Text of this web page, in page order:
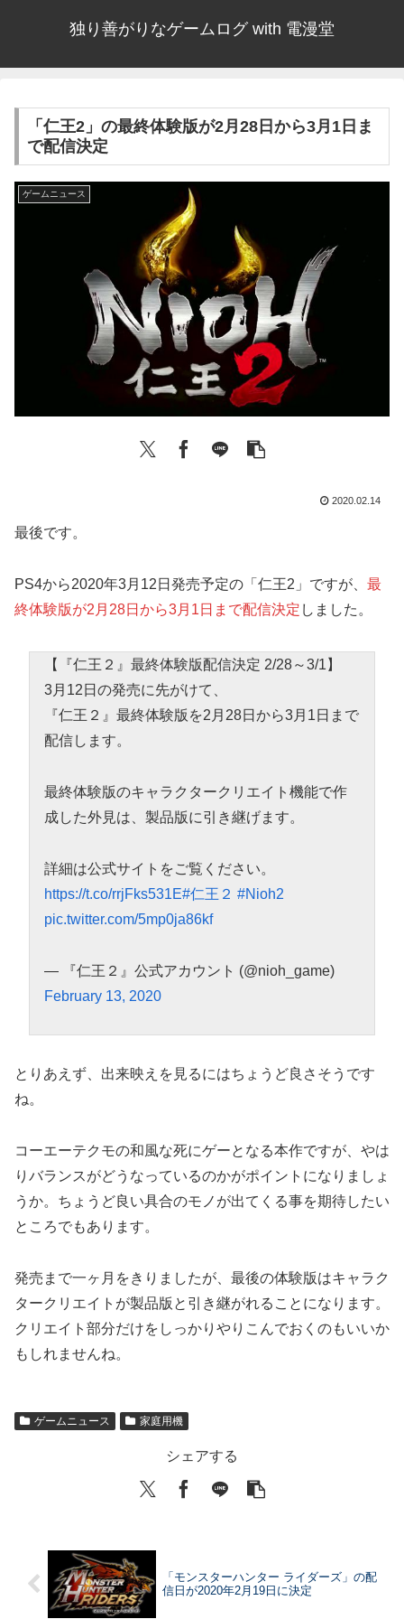
独り善がりなゲームログ with 電漫堂
「仁王2」の最終体験版が2月28日から3月1日ま
で配信決定
ゲームニュース
2020.02.14
最後です。
PS4から2020年3月12日発売予定の「仁王2」ですが、 最
終体験版が2月28日から3月1日まで配信決定 しました。
【『仁王２』最終体験版配信決定 2/28～3/1】
3月12日の発売に先がけて、
『仁王２』最終体験版を2月28日から3月1日まで
配信します。
最終体験版のキャラクタークリエイト機能で作
成した外見は、製品版に引き継げます。
詳細は公式サイトをご覧ください。
https://t.co/rrjFks531E#仁王２ #Nioh2
pic.twitter.com/5mp0ja86kf
— 『仁王２』公式アカウント (@nioh_game)
February 13, 2020
とりあえず、出来映えを見るにはちょうど良さそうです
ね。
コーエーテクモの和風な死にゲーとなる本作ですが、やは
りバランスがどうなっているのかがポイントになりましょ
うか。ちょうど良い具合のモノが出てくる事を期待したい
ところでもあります。
発売まで一ヶ月をきりましたが、最後の体験版はキャラク
タークリエイトが製品版と引き継がれることになります。
クリエイト部分だけをしっかりやりこんでおくのもいいか
もしれませんね。
ゲームニュース 家庭用機
シェアする
「モンスターハンター ライダーズ」の配
信日が2020年2月19日に決定